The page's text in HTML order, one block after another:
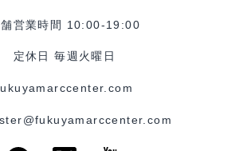
舗営業時間 10:00-19:00
定休日 毎週火曜日